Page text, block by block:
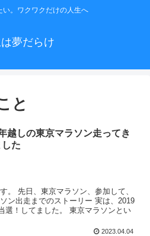
い。ワクワクだけの人生へ
夢だらけ
と
越しの東京マラソン走ってき
した
。 先日、東京マラソン、参加して、
ン出走までのストーリー 実は、2019
選！してました。 東京マラソンとい
2023.04.04